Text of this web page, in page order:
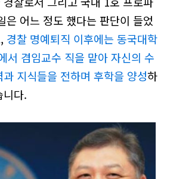
은 어느 정도 했다는 판단이 들었
경찰 명예퇴직 이후에는 동국대학
서 겸임교수 직을 맡아 자신의 수
지식들을 전하며 후학을 양성하
니다.